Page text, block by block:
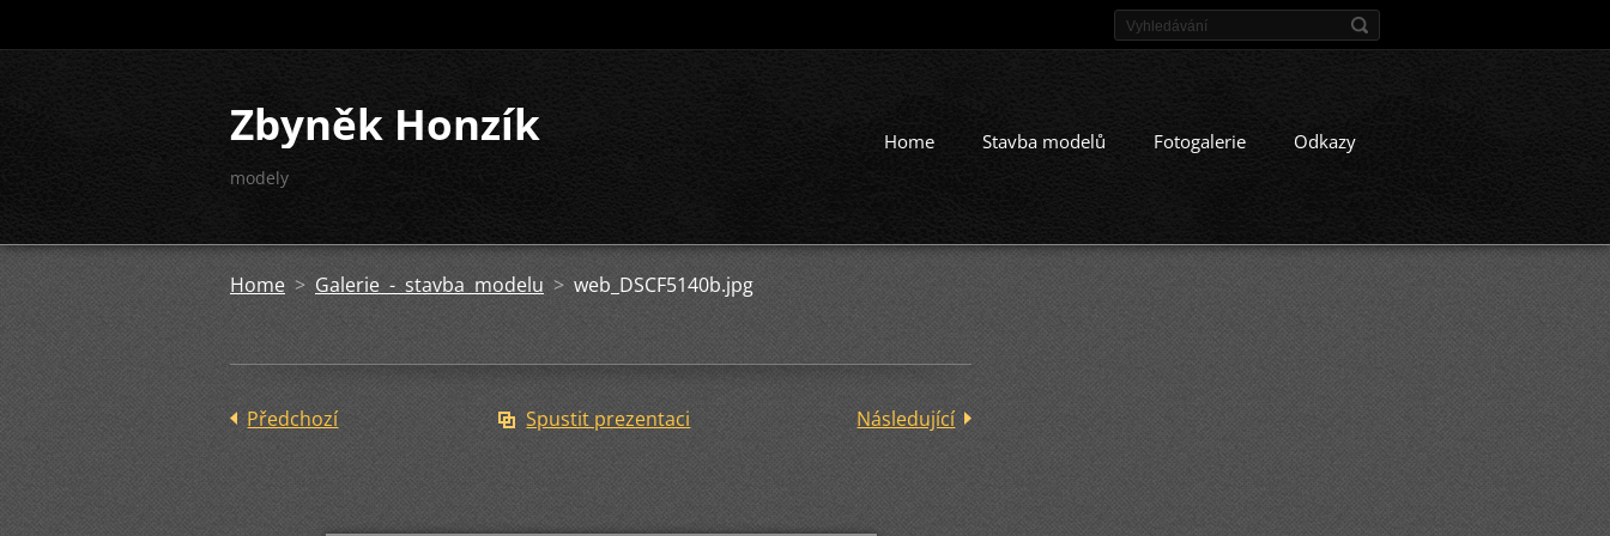
Zbyněk Honzík
modely
Home Stavba modelů Fotogalerie Odkazy
Home > Galerie - stavba modelu >web_DSCF5140b.jpg
Předchozí Spustit prezentaci Následující